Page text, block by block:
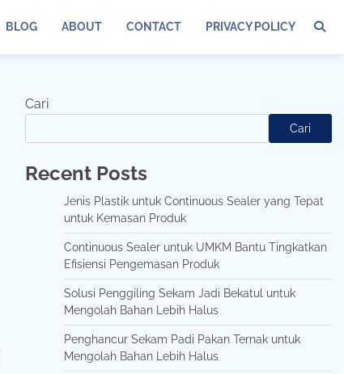
BLOG ABOUT CONTACT PRIVACY POLICY
Cari
Cari
Recent Posts
Jenis Plastik untuk Continuous Sealer yang Tepat
untuk Kemasan Produk
Continuous Sealer untuk UMKM Bantu Tingkatkan
Efisiensi Pengemasan Produk
Solusi Penggiling Sekam Jadi Bekatul untuk
Mengolah Bahan Lebih Halus
Penghancur Sekam Padi Pakan Ternak untuk
Mengolah Bahan Lebih Halus